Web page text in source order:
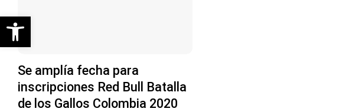
Se amplía fecha para
inscripciones Red Bull Batalla
de los Gallos Colombia 2020
Abrir barra de herramientas